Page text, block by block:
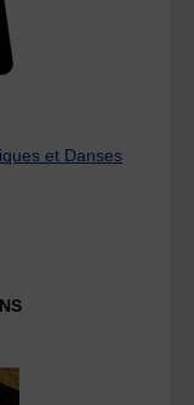
et Danses